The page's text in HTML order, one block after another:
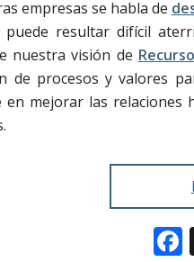
empresas se habla de
resultar difícil
nuestra visión de
de procesos y valores
en mejorar las